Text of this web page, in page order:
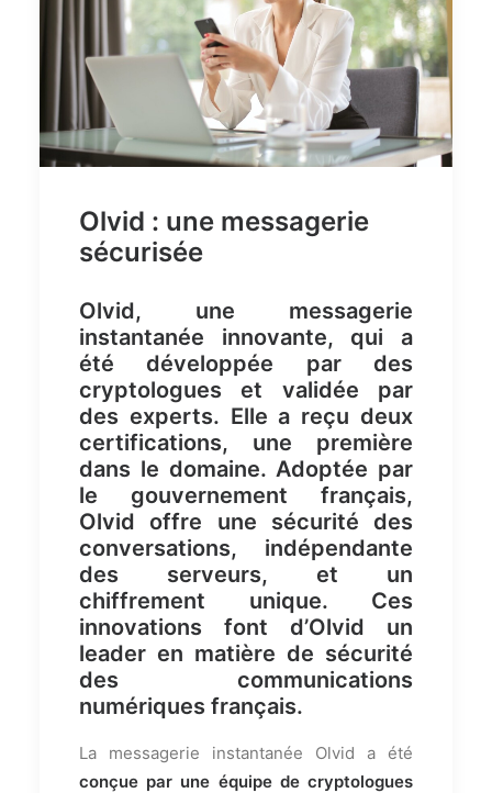
Olvid : une messagerie
sécurisée
Olvid, une messagerie
instantanée innovante, qui a
été développée par des
cryptologues et validée par
des experts. Elle a reçu deux
certifications, une première
dans le domaine. Adoptée par
le gouvernement français,
Olvid offre une sécurité des
conversations, indépendante
des serveurs, et un
chiffrement unique. Ces
innovations font d’Olvid un
leader en matière de sécurité
des communications
numériques français.
La messagerie instantanée Olvid a été
conçue par une équipe de cryptologues